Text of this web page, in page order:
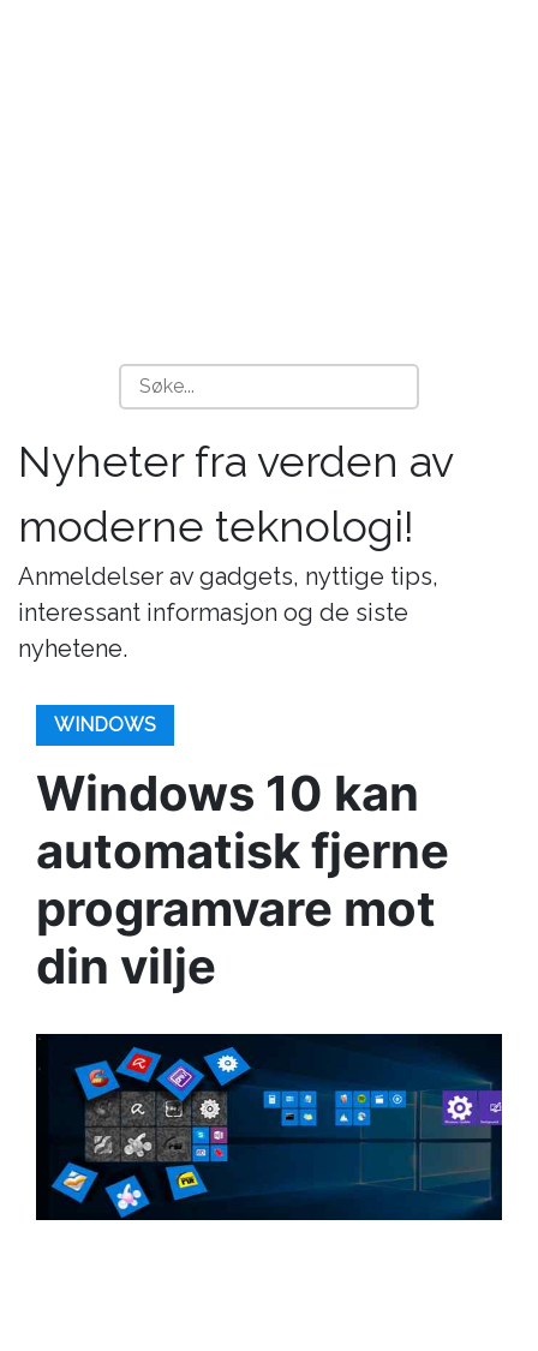
Nyheter fra verden av
moderne teknologi!
Anmeldelser av gadgets, nyttige tips,
interessant informasjon og de siste
nyhetene.
WINDOWS
Windows 10 kan
automatisk fjerne
programvare mot
din vilje